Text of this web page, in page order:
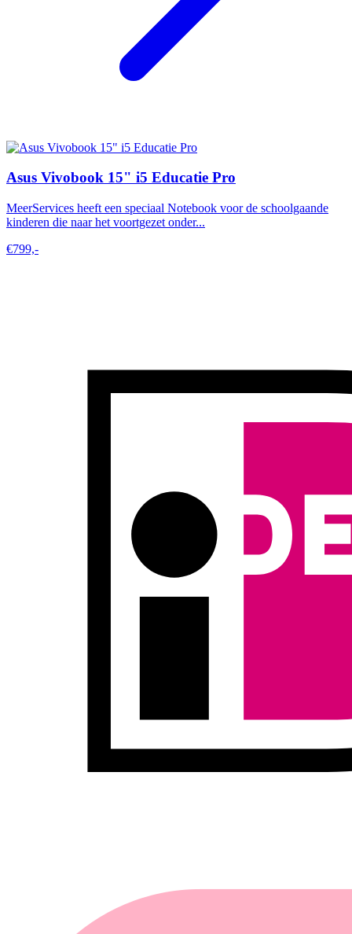
Asus Vivobook 15" i5 Educatie Pro
MeerServices heeft een speciaal Notebook voor de schoolgaande
kinderen die naar het voortgezet onder...
€799,-